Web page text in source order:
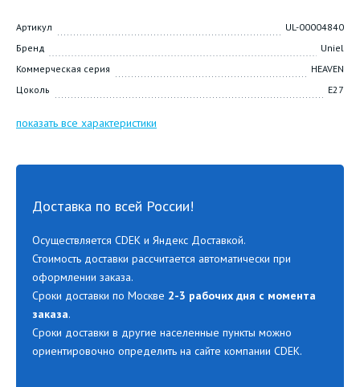
Артикул
UL-00004840
Бренд
Uniel
Коммерческая серия
HEAVEN
Цоколь
E27
показать все характеристики
Доставка по всей России!
Осуществляется CDEK и Яндекс Доставкой.
Стоимость доставки рассчитается автоматически при
оформлении заказа.
Сроки доставки по Москве 2-3 рабочих дня с момента
заказа.
Сроки доставки в другие населенные пункты можно
ориентировочно определить на сайте компании CDEK.